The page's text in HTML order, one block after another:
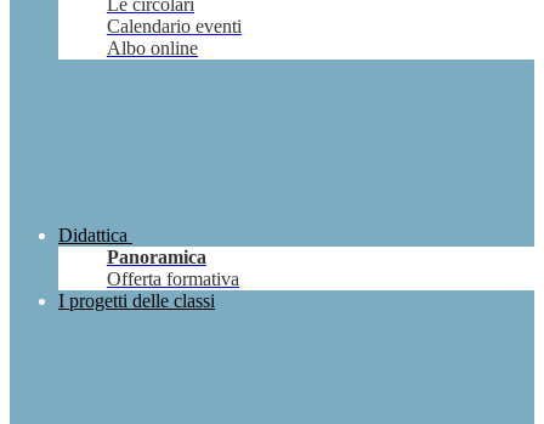
Le circolari
Calendario eventi
Albo online
Didattica
Panoramica
Offerta formativa
I progetti delle classi